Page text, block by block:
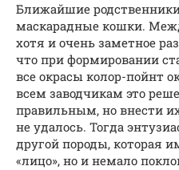
Ближайшие
маскарадные кошки.
хотя и очень заметное
что при формировании
все окрасы колор-пойнт
всем заводчикам это
правильным, но внести
не удалось. Тогда
другой породы, которая
«лицо», но и немало